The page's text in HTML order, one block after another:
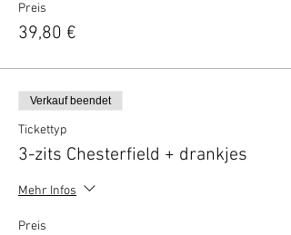
Preis
39,80 €
Verkauf beendet
Tickettyp
3-zits Chesterfield + drankjes
Mehr Infos
Preis